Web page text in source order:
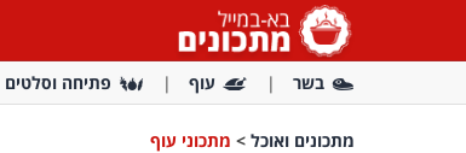
בשר עוף פתיחה וסלטים
מתכונים ואוכל > מתכוני עוף